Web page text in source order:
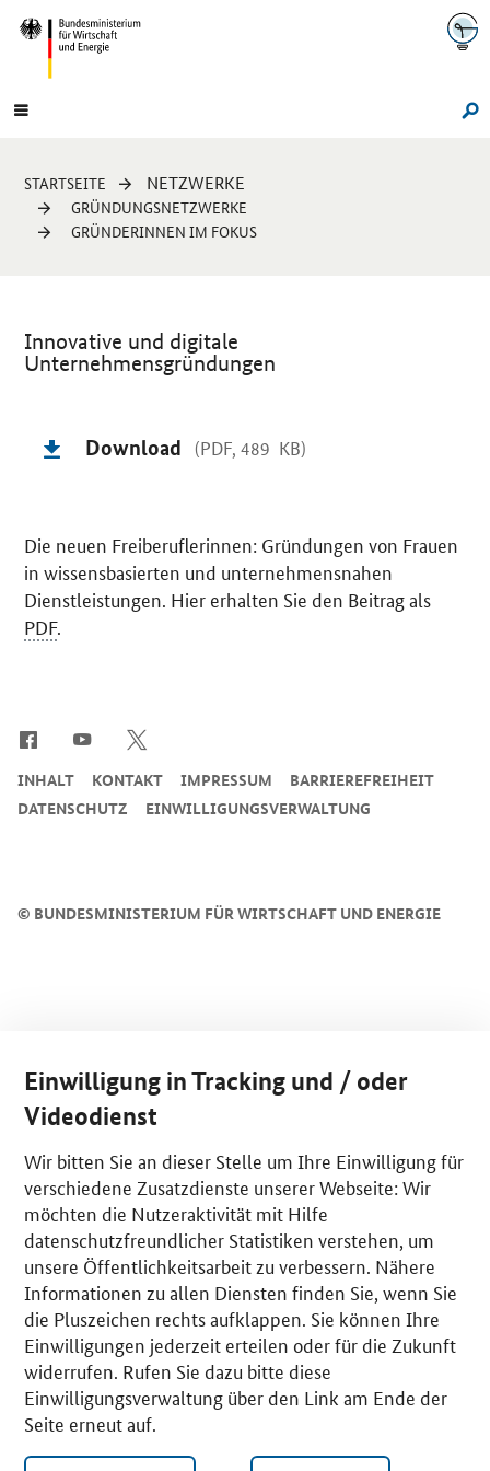
Navigation
Hauptmenü
Sie
sind
hier:
STARTSEITE NETZWERKE
GRÜNDUNGSNETZWERKE
GRÜNDERINNEN IM FOKUS
Innovative und digitale
Unternehmensgründungen
Download (PDF, 489 KB)
Die neuen Freiberuflerinnen: Gründungen von Frauen
in wissensbasierten und unternehmensnahen
Dienstleistungen. Hier erhalten Sie den Beitrag als
PDF.
© BUNDESMINISTERIUM FÜR WIRTSCHAFT UND ENERGIE
INHALT KONTAKT IMPRESSUM
BARRIEREFREIHEIT
DATENSCHUTZ
EINWILLIGUNGSVERWALTUNG
Einwilligung in Tracking und / oder
Videodienst
Wir bitten Sie an dieser Stelle um Ihre Einwilligung für
verschiedene Zusatzdienste unserer Webseite: Wir
möchten die Nutzeraktivität mit Hilfe
datenschutzfreundlicher Statistiken verstehen, um
unsere Öffentlichkeitsarbeit zu verbessern. Nähere
Informationen zu allen Diensten finden Sie, wenn Sie
die Pluszeichen rechts aufklappen. Sie können Ihre
Einwilligungen jederzeit erteilen oder für die Zukunft
widerrufen. Rufen Sie dazu bitte diese
Einwilligungsverwaltung über den Link am Ende der
Seite erneut auf.